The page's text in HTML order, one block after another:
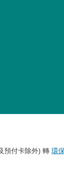
預付卡除外) 轉 環